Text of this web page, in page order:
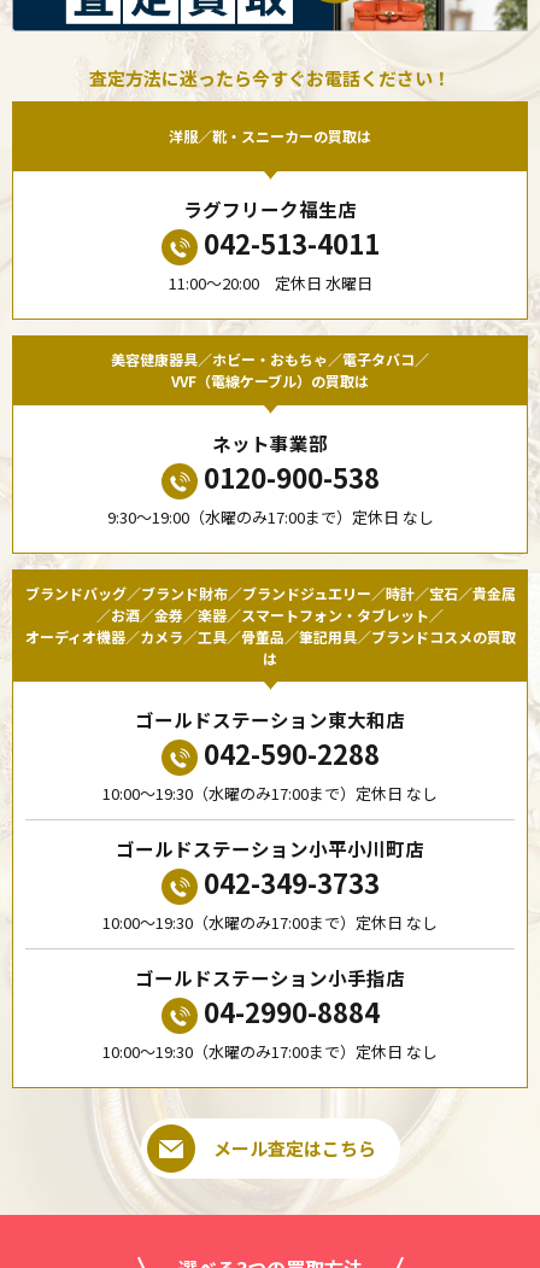
査定方法に迷ったら今すぐお電話ください！
洋服／靴・スニーカーの買取は
ラグフリーク福生店
042-513-4011
11:00〜20:00 定休日 水曜日
美容健康器具／ホビー・おもちゃ／電子タバコ／
VVF（電線ケーブル）の買取は
ネット事業部
0120-900-538
9:30〜19:00（水曜のみ17:00まで）定休日 なし
ブランドバッグ／ブランド財布／ブランドジュエリー／時計／宝石／貴金属
／お酒／金券／楽器／スマートフォン・タブレット／
オーディオ機器／カメラ／工具／骨董品／筆記用具／ブランドコスメの買取
は
ゴールドステーション東大和店
042-590-2288
10:00〜19:30（水曜のみ17:00まで）定休日 なし
ゴールドステーション小平小川町店
042-349-3733
10:00〜19:30（水曜のみ17:00まで）定休日 なし
ゴールドステーション小手指店
04-2990-8884
10:00〜19:30（水曜のみ17:00まで）定休日 なし
メール査定はこちら